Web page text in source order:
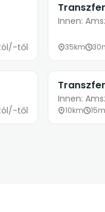
től
Innen:
35km
től
Innen:
10km